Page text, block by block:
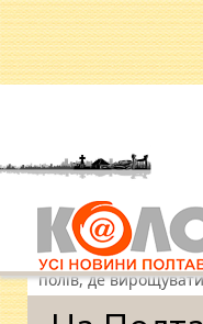
Головна »
Полтавщині міністр
полів, де